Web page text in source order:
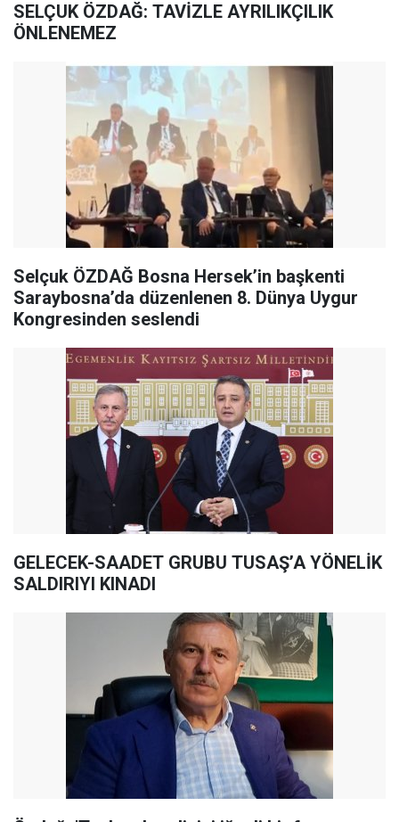
SELÇUK ÖZDAĞ: TAVİZLE AYRILIKÇILIK
ÖNLENEMEZ
Selçuk ÖZDAĞ Bosna Hersek’in başkenti
Saraybosna’da düzenlenen 8. Dünya Uygur
Kongresinden seslendi
GELECEK-SAADET GRUBU TUSAŞ’A YÖNELİK
SALDIRIYI KINADI